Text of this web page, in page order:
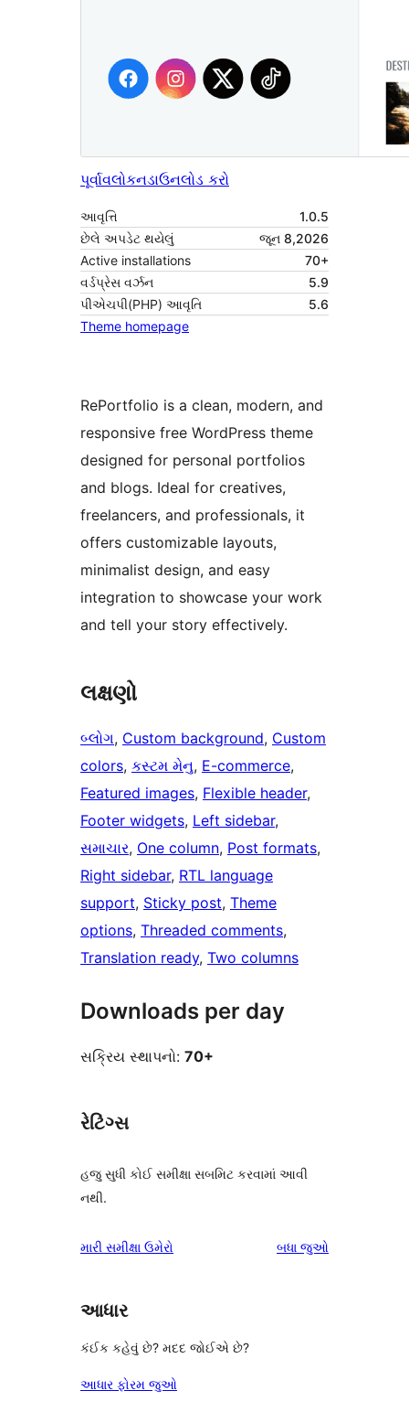
પૂર્વાવલોકનડાઉનલોડ કરો
આવૃત્તિ
1.0.5
છેલે અપડેટ થયેલું
જૂન 8,2026
Active installations
70+
વર્ડપ્રેસ વર્ઝન
5.9
પીએચપી(PHP) આવૃતિ
5.6
Theme homepage
RePortfolio is a clean, modern, and
responsive free WordPress theme
designed for personal portfolios
and blogs. Ideal for creatives,
freelancers, and professionals, it
offers customizable layouts,
minimalist design, and easy
integration to showcase your work
and tell your story effectively.
લક્ષણો
બ્લોગ, Custom background, Custom
colors, કસ્ટમ મેનુ, E-commerce
Featured images, Flexible header
Footer widgets, Left sidebar
સમાચાર, One column, Post formats
Right sidebar, RTL language
support, Sticky post, Theme
options, Threaded comments
Translation ready, Two columns
Downloads per day
સક્રિય સ્થાપનો: 70+
રેટિંગ્સ
હજુ સુધી કોઈ સમીક્ષા સબમિટ કરવામાં આવી
નથી.
મારી સમીક્ષા ઉમેરો બધા સમીક્ષાઓ
જુઓ
આધાર
કંઈક કહેવું છે? મદદ જોઈએ છે?
આધાર ફોરમ જુઓ